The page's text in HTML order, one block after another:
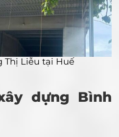
Thị Liễu tại Huế
dựng Bình